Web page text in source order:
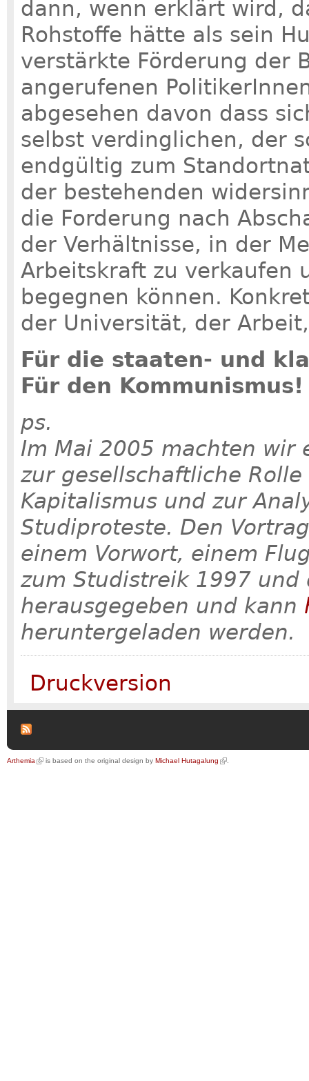
dann, wenn erklärt wird,
Rohstoffe hätte als sein
verstärkte Förderung der
angerufenen
abgesehen davon dass
selbst verdinglichen, der
endgültig zum
der bestehenden
die Forderung nach
der Verhältnisse, in der
Arbeitskraft zu verkaufen
begegnen können.
der Universität, der
Für die staaten- und
Für den
ps.
Im Mai 2005 machten wir
zur gesellschaftliche
Kapitalismus und zur
Studiproteste. Den
einem Vorwort, einem
zum Studistreik 1997 und
herausgegeben und kann
heruntergeladen werden.
Druckversion
Arthemia is based on the original design by Michael Hutagalung